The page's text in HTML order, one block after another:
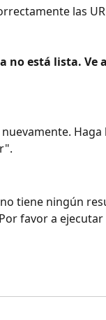
las
no está lista.
tiene ningún
favor a